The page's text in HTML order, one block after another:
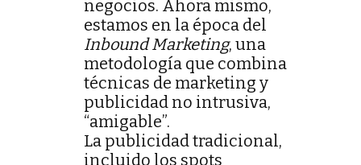
negocios. Ahora mismo,
estamos en la época del
Inbound Marketing, una
metodología que combina
técnicas de marketing y
publicidad no intrusiva,
“amigable”.
La publicidad tradicional,
incluido los spots